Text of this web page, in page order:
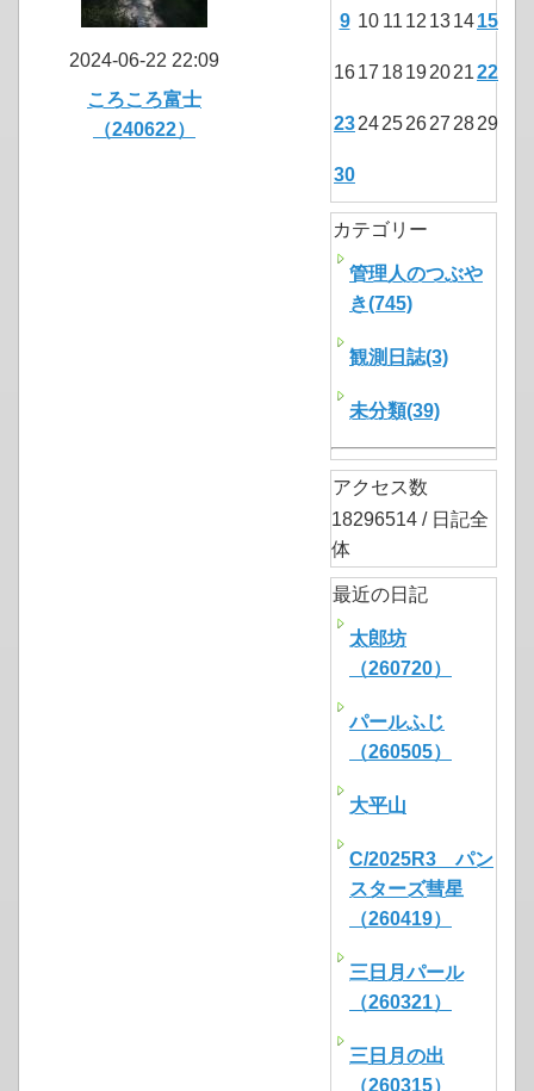
2024-06-22 22:09
ころころ富士
（240622）
9 10 11 12 131415
1617 1819202122
2324252627 2829
30
カテゴリー
管理人のつぶや
き(745)
観測日誌(3)
未分類(39)
アクセス数
18296514 / 日記全
体
最近の日記
太郎坊
（260720）
パールふじ
（260505）
大平山
C/2025R3 パン
スターズ彗星
（260419）
三日月パール
（260321）
三日月の出
（260315）